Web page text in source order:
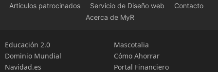
Artículos patrocinados Servicio de Diseño web
Contacto
Acerca de MyR
Educación 2.0
Dominio Mundial
Navidad.es
Mascotalia
Cómo Ahorrar
Portal Financiero